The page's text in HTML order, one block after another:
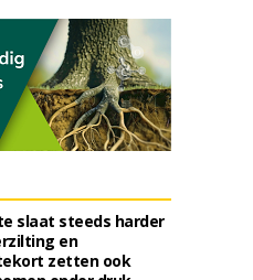
slaat steeds harder
en
zetten ook